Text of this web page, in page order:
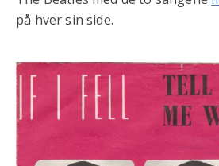
på hver sin side.